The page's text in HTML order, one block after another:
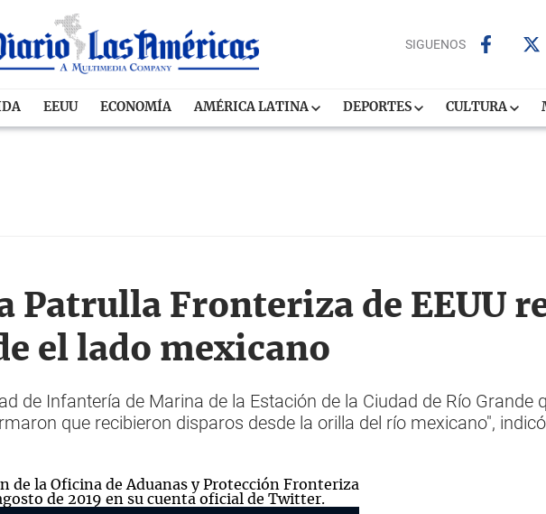
SIGUENOS
EEUU ECONOMÍA AMÉRICA LATINA DEPORTES CULTURA
Patrulla Fronteriza de EEUU
el lado mexicano
de Infantería de Marina de la Estación de la Ciudad de Río Grande
que recibieron disparos desde la orilla del río mexicano",